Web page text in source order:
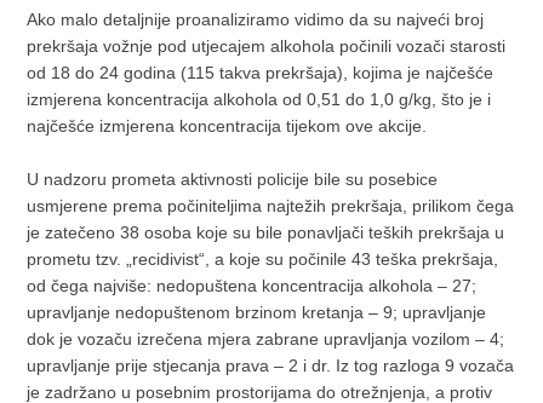
Ako malo detaljnije proanaliziramo vidimo da su najveći broj
prekršaja vožnje pod utjecajem alkohola počinili vozači starosti
od 18 do 24 godina (115 takva prekršaja), kojima je najčešće
izmjerena koncentracija alkohola od 0,51 do 1,0 g/kg, što je i
najčešće izmjerena koncentracija tijekom ove akcije.
U nadzoru prometa aktivnosti policije bile su posebice
usmjerene prema počiniteljima najtežih prekršaja, prilikom čega
je zatečeno 38 osoba koje su bile ponavljači teških prekršaja u
prometu tzv. „recidivist“, a koje su počinile 43 teška prekršaja,
od čega najviše: nedopuštena koncentracija alkohola – 27;
upravljanje nedopuštenom brzinom kretanja – 9; upravljanje
dok je vozaču izrečena mjera zabrane upravljanja vozilom – 4;
upravljanje prije stjecanja prava – 2 i dr. Iz tog razloga 9 vozača
je zadržano u posebnim prostorijama do otrežnjenja, a protiv